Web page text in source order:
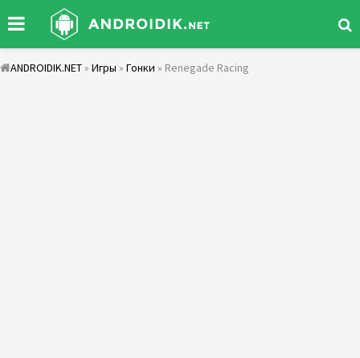
ANDROIDIK.NET » Игры » Гонки » Renegade Racing